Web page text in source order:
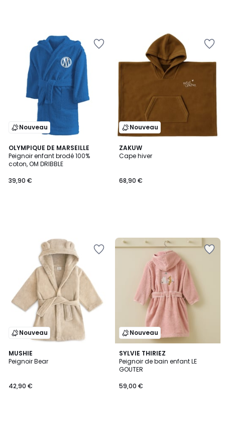
Nouveau
OLYMPIQUE DE MARSEILLE
Peignoir enfant brodé 100%
coton, OM DRIBBLE
39,90 €
Nouveau
ZAKUW
Cape hiver
68,90 €
Nouveau
MUSHIE
Peignoir Bear
42,90 €
Nouveau
SYLVIE THIRIEZ
Peignoir de bain enfant LE
GOUTER
59,00 €